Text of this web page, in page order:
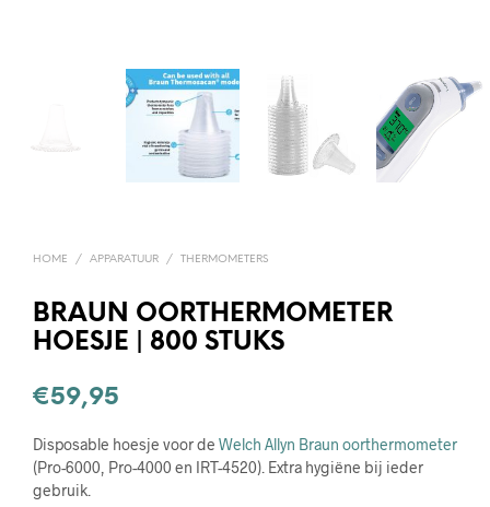
HOME / APPARATUUR / THERMOMETERS
BRAUN OORTHERMOMETER
HOESJE | 800 STUKS
€59,95
Disposable hoesje voor de Welch Allyn Braun oorthermometer
(Pro-6000, Pro-4000 en IRT-4520). Extra hygiëne bij ieder
gebruik.